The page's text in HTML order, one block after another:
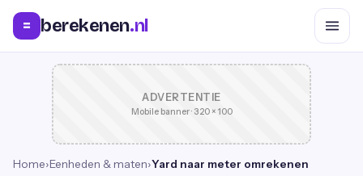
= berekenen.nl
ADVERTENTIE
Mobile banner · 320 × 100
Home›Eenheden & maten›Yard naar meter omrekenen